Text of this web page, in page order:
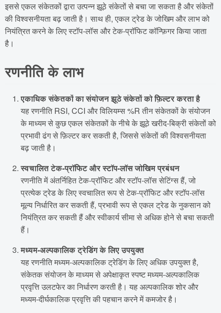
इससे एकल संकेतकों द्वारा उत्पन्न झूठे संकेतों से बचा जा सकता है और संकेतों
की विश्वसनीयता बढ़ जाती है। साथ ही, एकल ट्रेड के जोखिम और लाभ को
नियंत्रित करने के लिए स्टॉप-लॉस और टेक-प्रॉफिट कॉन्फ़िगर किया जाता
है।
रणनीति के लाभ
एकाधिक संकेतकों का संयोजन झूठे संकेतों को फ़िल्टर करता है
यह रणनीति RSI, CCI और विलियम्स %R तीन संकेतकों के संयोजन
के माध्यम से कुछ एकल संकेतकों के नीचे के झूठे खरीद-बिक्री संकेतों को
प्रभावी ढंग से फ़िल्टर कर सकती है, जिससे संकेतों की विश्वसनीयता
बढ़ जाती है।
स्वचालित टेक-प्रॉफिट और स्टॉप-लॉस जोखिम प्रबंधन
रणनीति में अंतर्निहित टेक-प्रॉफिट और स्टॉप-लॉस सेटिंग्स हैं, जो
प्रत्येक ट्रेड के लिए स्वचालित रूप से टेक-प्रॉफिट और स्टॉप-लॉस
मूल्य निर्धारित कर सकती हैं, प्रभावी रूप से एकल ट्रेड के नुकसान को
नियंत्रित कर सकती हैं और स्वीकार्य सीमा से अधिक होने से बचा सकती
हैं।
मध्यम-अल्पकालिक ट्रेडिंग के लिए उपयुक्त
यह रणनीति मध्यम-अल्पकालिक ट्रेडिंग के लिए अधिक उपयुक्त है,
संकेतक संयोजन के माध्यम से अपेक्षाकृत स्पष्ट मध्यम-अल्पकालिक
प्रवृत्ति उलटफेर का निर्धारण करती है। यह अल्पकालिक शोर और
मध्यम-दीर्घकालिक प्रवृत्ति की पहचान करने में कमजोर है।